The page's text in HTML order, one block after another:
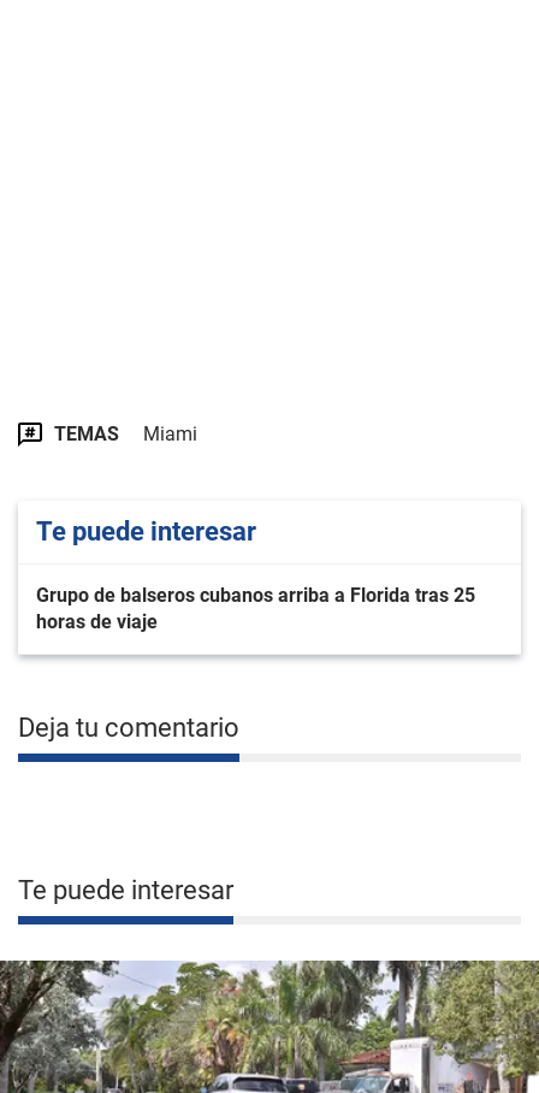
TEMAS Miami
Te puede interesar
Grupo de balseros cubanos arriba a Florida tras 25
horas de viaje
Deja tu comentario
Te puede interesar